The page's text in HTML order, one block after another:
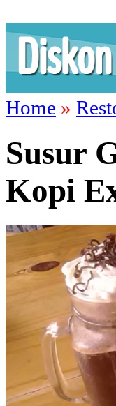
Home »
Susur
Kopi